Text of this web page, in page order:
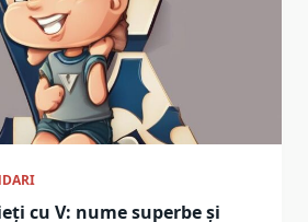
cu V: nume superbe și